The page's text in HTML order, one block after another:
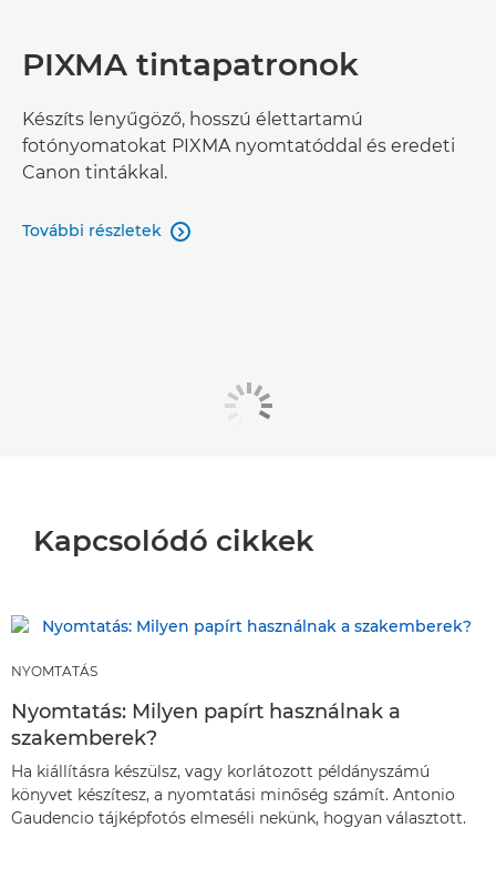
PIXMA tintapatronok
Készíts lenyűgöző, hosszú élettartamú
fotónyomatokat PIXMA nyomtatóddal és eredeti
Canon tintákkal.
További részletek 
Kapcsolódó cikkek
NYOMTATÁS
Nyomtatás: Milyen papírt használnak a
szakemberek?
Ha kiállításra készülsz, vagy korlátozott példányszámú
könyvet készítesz, a nyomtatási minőség számít. Antonio
Gaudencio tájképfotós elmeséli nekünk, hogyan választott.